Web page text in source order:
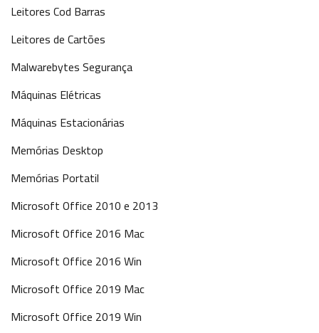
Leitores Cod Barras
Leitores de Cartões
Malwarebytes Segurança
Máquinas Elétricas
Máquinas Estacionárias
Memórias Desktop
Memórias Portatil
Microsoft Office 2010 e 2013
Microsoft Office 2016 Mac
Microsoft Office 2016 Win
Microsoft Office 2019 Mac
Microsoft Office 2019 Win